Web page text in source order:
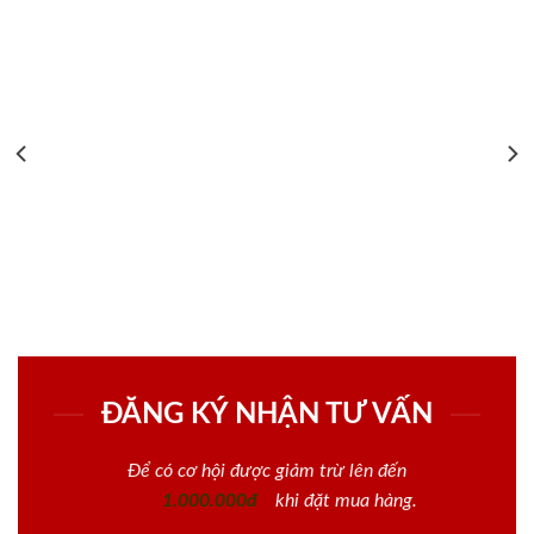
ĐĂNG KÝ NHẬN TƯ VẤN
Để có cơ hội được giảm trừ lên đến
1.000.000đ
khi đặt mua hàng.